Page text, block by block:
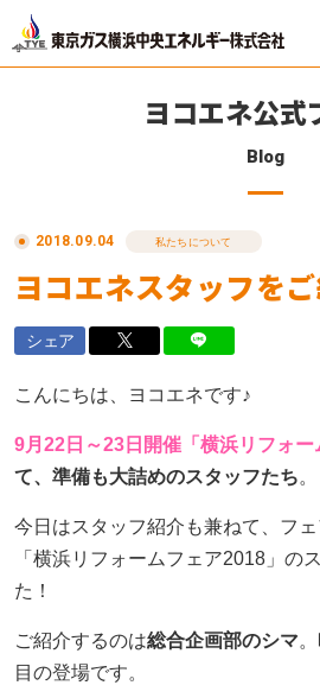
リフォーム
東京ガス修理サービス
東京ガスの電気
法人のお客さま
会社案内
採用情報
ヨコエネ公式ブログ
ヨコエネ公式
Blog
2018.09.04 私たちについて
ヨコエネスタッフを
シェア
こんにちは、ヨコエネです♪
9月22日～23日開催「横浜リフォー
て、準備も大詰めのスタッフたち。
今日はスタッフ紹介も兼ねて、フ
「横浜リフォームフェア2018」の
た！
ご紹介するのは総合企画部のシマ
目の登場です。